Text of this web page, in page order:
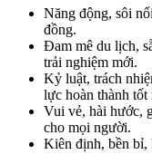
Năng động, sôi
đồng.
Đam mê du lịch,
trải nghiệm mới.
Kỷ luật, trách
lực hoàn thành tốt
Vui vẻ, hài hước,
cho mọi người.
Kiên định, bền bỉ,